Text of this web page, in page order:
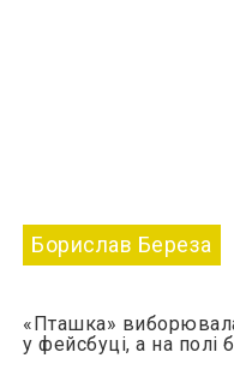
Борислав Береза
«Пташка»
у фейсбуці, а на полі